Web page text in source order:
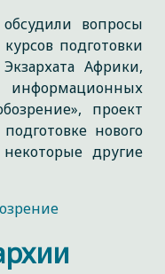
вопросы
подготовки
Африки,
проект
нового
другие